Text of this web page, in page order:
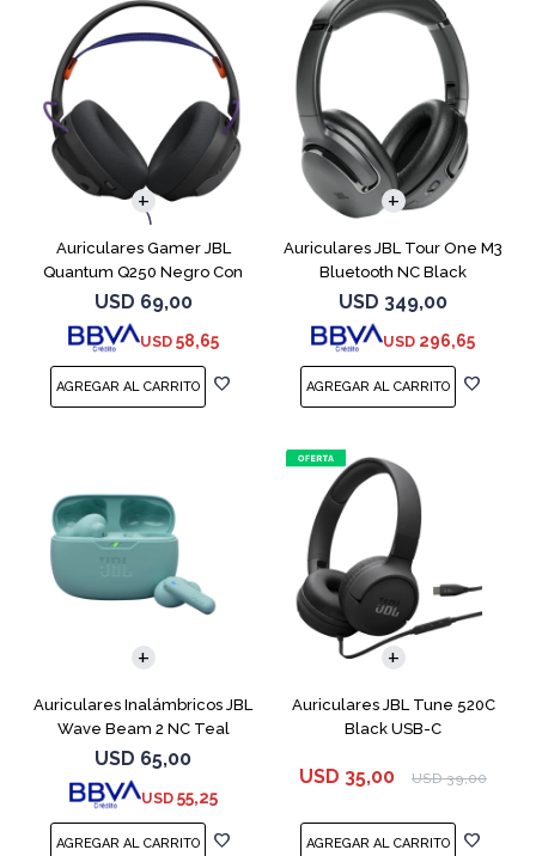
Auriculares Gamer JBL
Quantum Q250 Negro Con
Micrófono
USD 69,00
USD 58,65
Auriculares JBL Tour One M3
Bluetooth NC Black
USD 349,00
USD 296,65
Auriculares Inalámbricos JBL
Wave Beam 2 NC Teal
USD 65,00
USD 55,25
Auriculares JBL Tune 520C
Black USB-C
USD 35,00 USD 39,00